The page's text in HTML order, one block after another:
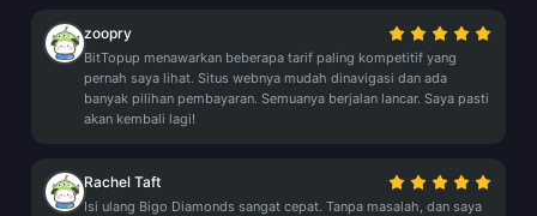
zoopry
BitTopup menawarkan beberapa tarif paling kompetitif yang
pernah saya lihat. Situs webnya mudah dinavigasi dan ada
banyak pilihan pembayaran. Semuanya berjalan lancar. Saya pasti
akan kembali lagi!
Rachel Taft
Isi ulang Bigo Diamonds sangat cepat. Tanpa masalah, dan saya